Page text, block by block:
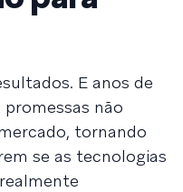
E anos de
não
tornando
se as tecnologias